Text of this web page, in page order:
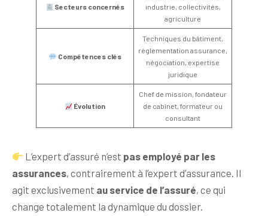
Secteurs concernés
industrie, collectivités,
agriculture
Compétences clés
Techniques du bâtiment,
réglementation assurance,
négociation, expertise
juridique
Évolution
Chef de mission, fondateur
de cabinet, formateur ou
consultant
L’expert d’assuré n’est pas employé par les
assurances, contrairement à l’expert d’assurance. Il
agit exclusivement au service de l’assuré, ce qui
change totalement la dynamique du dossier.